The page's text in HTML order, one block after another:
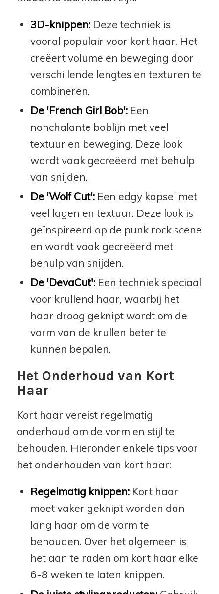
3D-knippen:Deze techniek is
vooral populair voor kort haar. Het
creëert volume en beweging door
verschillende lengtes en texturen te
combineren.
De 'French Girl Bob':Een
nonchalante boblijn met veel
textuur en beweging. Deze look
wordt vaak gecreëerd met behulp
van snijden.
De 'Wolf Cut':Een edgy kapsel met
veel lagen en textuur. Deze look is
geïnspireerd op de punk rock scene
en wordt vaak gecreëerd met
behulp van snijden.
De 'DevaCut':Een techniek speciaal
voor krullend haar, waarbij het
haar droog geknipt wordt om de
vorm van de krullen beter te
kunnen bepalen.
Het Onderhoud van Kort
Haar
Kort haar vereist regelmatig
onderhoud om de vorm en stijl te
behouden. Hieronder enkele tips voor
het onderhouden van kort haar:
Regelmatig knippen:Kort haar
moet vaker geknipt worden dan
lang haar om de vorm te
behouden. Over het algemeen is
het aan te raden om kort haar elke
6-8 weken te laten knippen.